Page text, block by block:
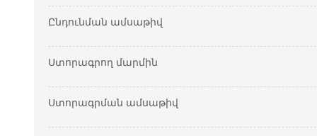
Ընդունման ամսաթիվ
Ստորագրող մարմին
Ստորագրման ամսաթիվ